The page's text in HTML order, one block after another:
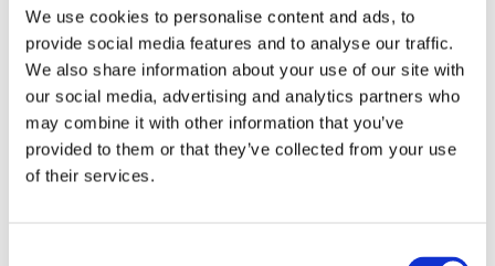
We use cookies to personalise content and ads, to
provide social media features and to analyse our traffic.
We also share information about your use of our site with
our social media, advertising and analytics partners who
may combine it with other information that you’ve
provided to them or that they’ve collected from your use
of their services.
28% Goedkoper
Gillette Neon Night Edition
scheersysteem inclusief
mesje
Verkoopprijs
€12, 99
Normale
28%Goedkoper
Gillette
Gillette Razer
scheersysteem inclusief
mesje